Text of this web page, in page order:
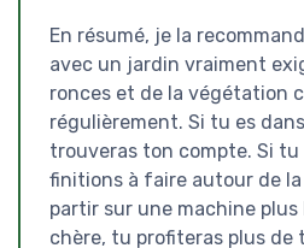
En résumé, je la
avec un jardin vraiment
ronces et de la végétation
régulièrement. Si tu es
trouveras ton compte. Si
finitions à faire autour de
partir sur une machine
chère, tu profiteras plus de